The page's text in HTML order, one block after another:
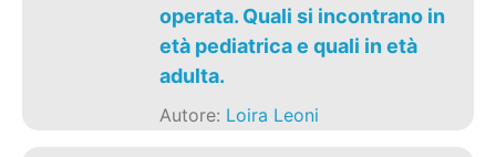
operata. Quali si incontrano in
età pediatrica e quali in età
adulta.
Autore: Loira Leoni